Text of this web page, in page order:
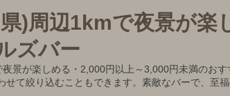
)周辺1kmで夜景が楽
ズバー
景が楽しめる・2,000円以上～3,000円未満のお
せて絞り込むこともできます。素敵なバーで、至